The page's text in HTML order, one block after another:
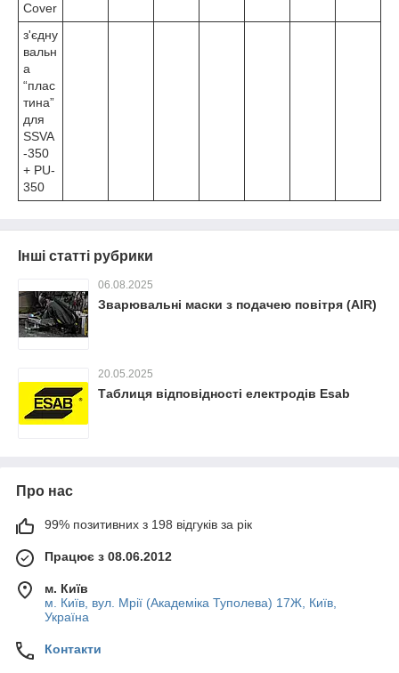
Cover
з'єдну
вальн
а
“плас
тина”
для
SSVA
-350
+ PU-
350
Інші статті рубрики
06.08.2025
Зварювальні маски з подачею повітря (AIR)
20.05.2025
Таблиця відповідності електродів Esab
Про нас
99% позитивних з 198 відгуків за рік
Працює з 08.06.2012
м. Київ
м. Київ, вул. Мрії (Академіка Туполева) 17Ж, Київ,
Україна
Контакти